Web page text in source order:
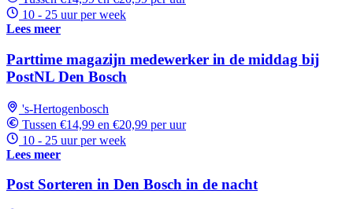
10 - 25 uur per week
Lees meer
Parttime magazijn medewerker in de middag bij
PostNL Den Bosch
's-Hertogenbosch
Tussen €14,99 en €20,99 per uur
10 - 25 uur per week
Lees meer
Post Sorteren in Den Bosch in de nacht